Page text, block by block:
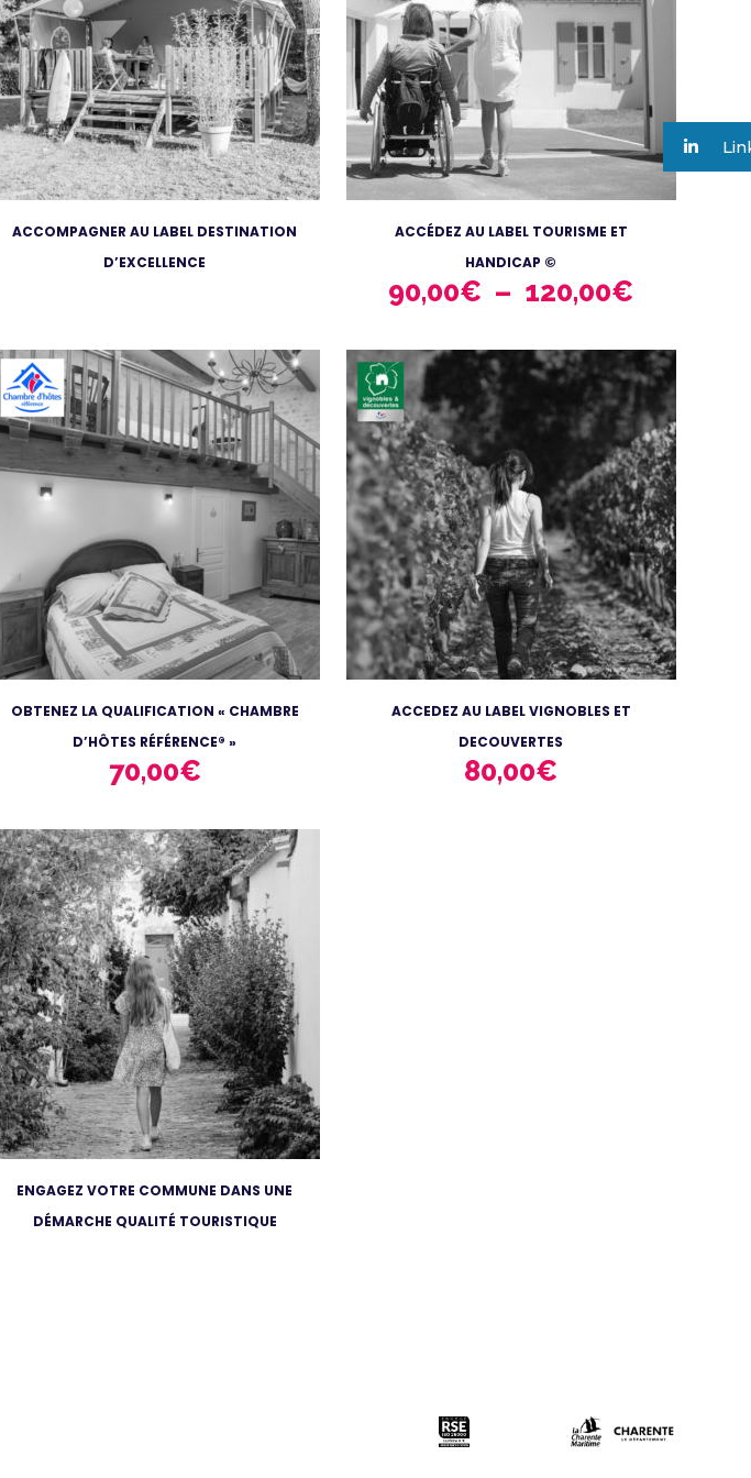
ACCOMPAGNER AU LABEL DESTINATION
D’EXCELLENCE
ACCÉDEZ AU LABEL TOURISME ET
HANDICAP ©
90,00€ – 120,00€
PRIX :
90,00€
À
120,00€
OBTENEZ LA QUALIFICATION « CHAMBRE
D’HÔTES RÉFÉRENCE® »
70,00€
ACCEDEZ AU LABEL VIGNOBLES ET
DECOUVERTES
80,00€
ENGAGEZ VOTRE COMMUNE DANS UNE
DÉMARCHE QUALITÉ TOURISTIQUE